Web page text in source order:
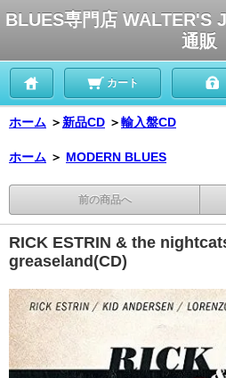
BLUES専門店 WALTER'S
通販
カート
ホーム ＞ 新品CD ＞輸入盤CD
ホーム ＞ MODERN BLUES
前の商品へ
RICK ESTRIN & the
greaseland(CD)